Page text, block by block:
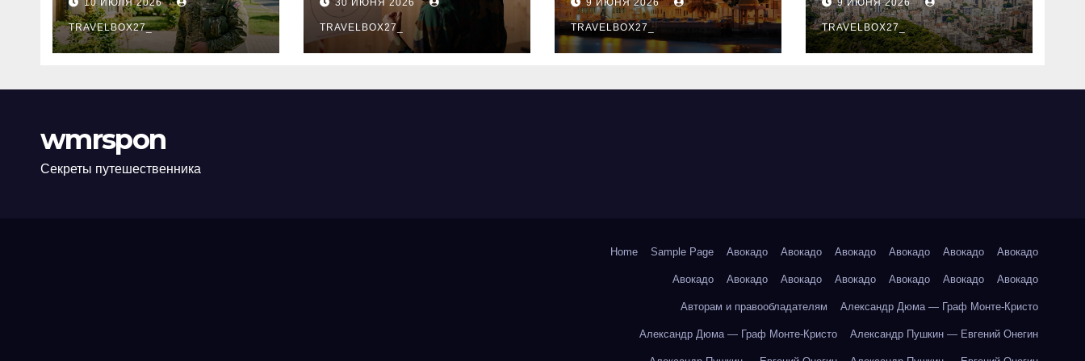
программе НИС и
перечень
аккредитованных
10 ИЮЛЯ 2026
TRAVELBOX27_
новый уровень
праздника и
командного духа
30 ИЮНЯ 2026
TRAVELBOX27_
9 ИЮНЯ 2026
TRAVELBOX27_
знали
9 ИЮНЯ 2026
TRAVELBOX27_
wmrspon
Секреты путешественника
Home Sample Page Авокадо Авокадо Авокадо Авокадо Авокадо Авокадо
Авокадо Авокадо Авокадо Авокадо Авокадо Авокадо Авокадо
Авторам и правообладателям Александр Дюма — Граф Монте-Кристо
Александр Дюма — Граф Монте-Кристо Александр Пушкин — Евгений Онегин